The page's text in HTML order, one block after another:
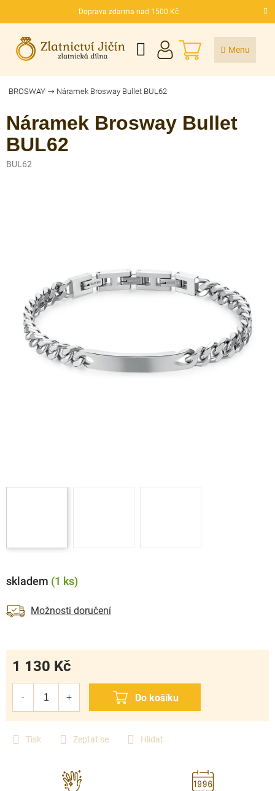
Doprava zdarma nad 1500 Kč
CZK
NÁKUPNÍ
KOŠÍK
BROSWAY Náramek Brosway Bullet BUL62
Náramek Brosway Bullet
BUL62
BUL62
Tisk Zeptat se Hlídat
skladem (1 ks)
Možnosti doručení
1 130 Kč